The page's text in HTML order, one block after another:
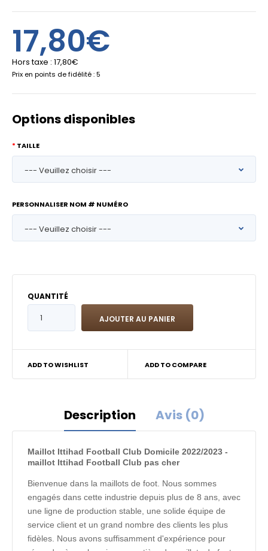
17,80€
Hors taxe : 17,80€
Prix en points de fidélité : 5
Options disponibles
TAILLE
PERSONNALISER NOM # NUMÉRO
QUANTITÉ
ADD TO WISHLIST ADD TO COMPARE
Description Avis (0)
Maillot Ittihad Football Club Domicile 2022/2023 -
maillot Ittihad Football Club pas cher
Bienvenue dans la maillots de foot. Nous sommes
engagés dans cette industrie depuis plus de 8 ans, avec
une ligne de production stable, une solide équipe de
service client et un grand nombre des clients les plus
fidèles. Nous avons suffisamment d'expérience pour